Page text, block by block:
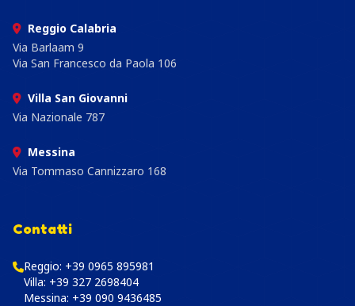
Reggio Calabria
Via Barlaam 9
Via San Francesco da Paola 106
Villa San Giovanni
Via Nazionale 787
Messina
Via Tommaso Cannizzaro 168
Contatti
Reggio: +39 0965 895981
Villa: +39 327 2698404
Messina: +39 090 9436485